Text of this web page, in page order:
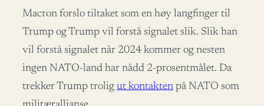
Macron forslo tiltaket som en høy langfinger til
Trump og Trump vil forstå signalet slik. Slik han
vil forstå signalet når 2024 kommer og nesten
ingen NATO-land har nådd 2-prosentmålet. Da
trekker Trump trolig ut kontakten på NATO som